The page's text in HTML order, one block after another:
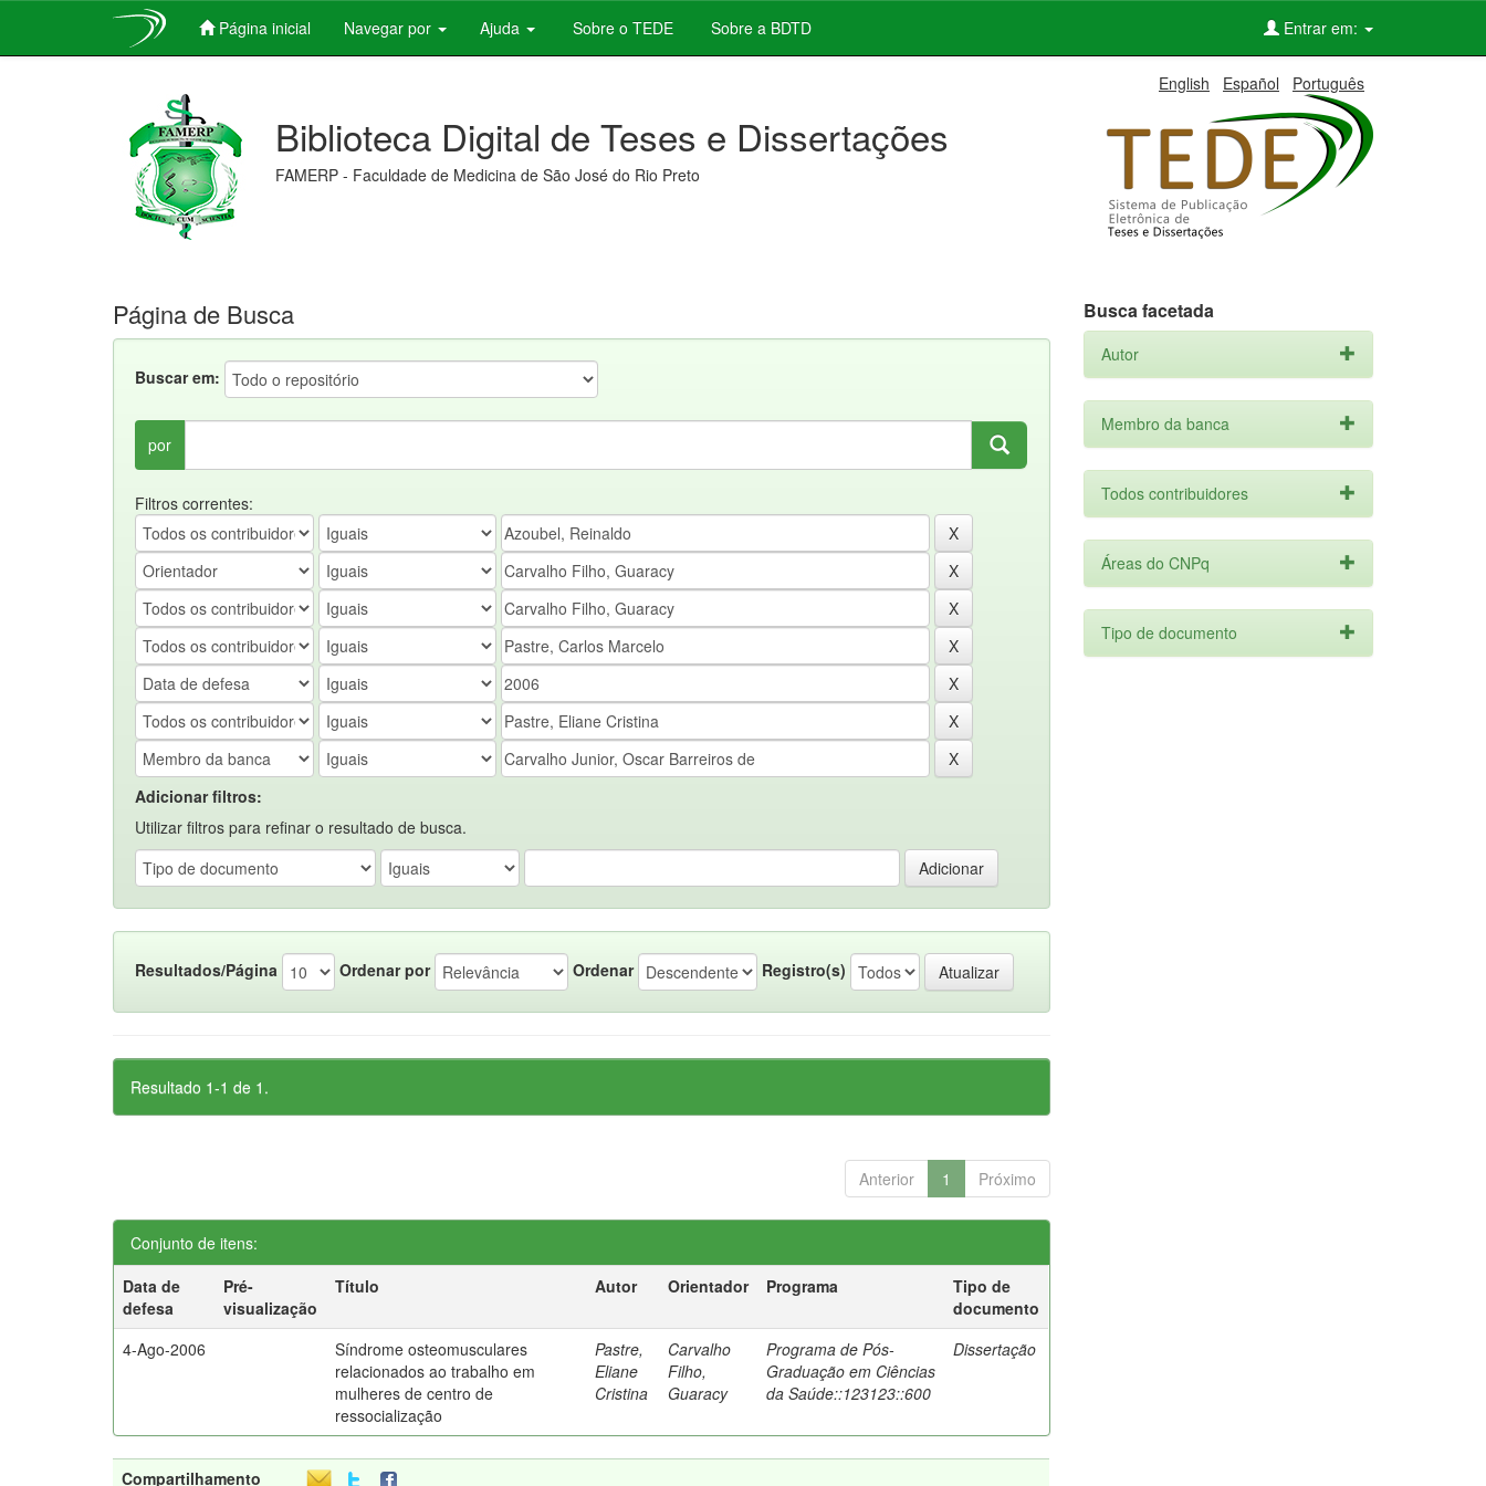
Página inicial Navegar por Ajuda Sobre o TEDE Sobre a BDTD Entrar em:
English Español Português
Biblioteca Digital de Teses e Dissertações
FAMERP - Faculdade de Medicina de São José do Rio Preto
Página de Busca
Buscar em:
por
Filtros correntes:
Adicionar filtros:
Utilizar filtros para refinar o resultado de busca.
Resultados/Página Ordenar por Ordenar Registro(s)
Resultado 1-1 de 1.
Anterior 1 Próximo
Conjunto de itens:
Data de
defesa
Pré-
visualização
Título Autor Orientador Programa
Tipo de
documento
4-Ago-2006
Síndrome osteomusculares
relacionados ao trabalho em
mulheres de centro de
ressocialização
Pastre,
Eliane
Cristina
Carvalho
Filho,
Guaracy
Programa de Pós-
Graduação em Ciências
da Saúde::123123::600
Dissertação
Compartilhamento
Busca facetada
Autor
Membro da banca
Todos contribuidores
Áreas do CNPq
Tipo de documento